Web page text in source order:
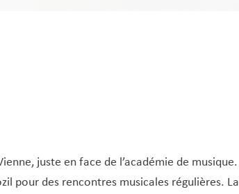
juste en face de l’académie de musique.
pour des rencontres musicales régulières. La